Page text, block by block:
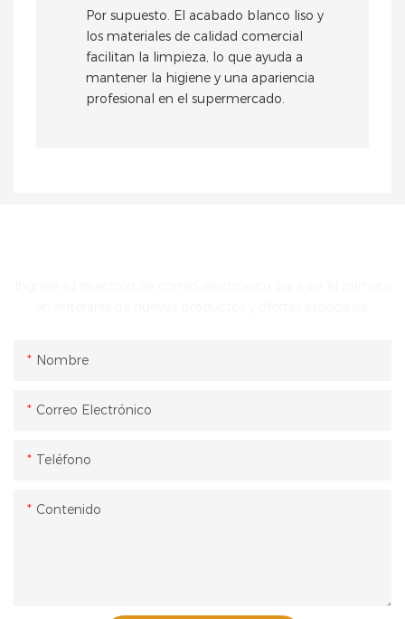
Por supuesto. El acabado blanco liso y
los materiales de calidad comercial
facilitan la limpieza, lo que ayuda a
mantener la higiene y una apariencia
profesional en el supermercado.
Nombre
Correo Electrónico
Teléfono
Contenido